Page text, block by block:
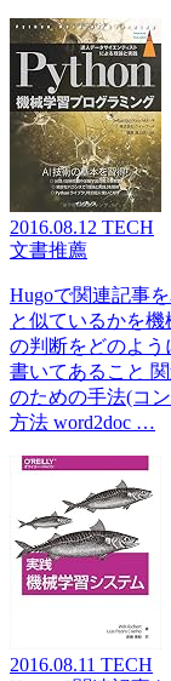
2016.08.12 TECH
文書推薦
Hugoで関連記事
と似ているかを
の判断をどのよ
書いてあること
のための手法(コ
方法 word2doc …
2016.08.11 TECH